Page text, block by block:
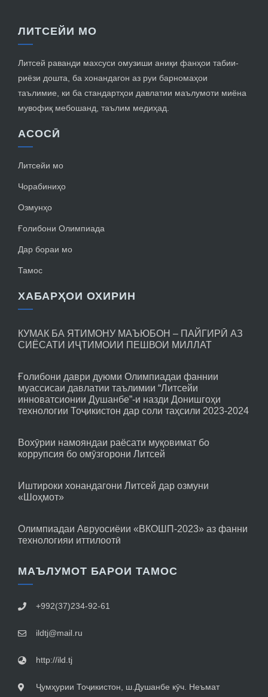
ЛИТСЕЙИ МО
Литсей раванди махсуси омузиши аниқи фанҳои табии-
риёзи дошта, ба хонандагон аз руи барномаҳои
таълимие, ки ба стандартҳои давлатии маълумоти миёна
мувофиқ мебошанд, таълим медиҳад.
АСОСӢ
Литсейи мо
Чорабиниҳо
Озмунҳо
Ғолибони Олимпиада
Дар бораи мо
Тамос
ХАБАРҲОИ ОХИРИН
КУМАК БА ЯТИМОНУ МАЪЮБОН – ПАЙГИРӢ АЗ
СИЁСАТИ ИҶТИМОИИ ПЕШВОИ МИЛЛАТ
Ғолибони даври дуюми Олимпиадаи фаннии
муассисаи давлатии таълимии “Литсейи
инноватсионии Душанбе”-и назди Донишгоҳи
технологии Тоҷикистон дар соли таҳсили 2023-2024
Вохӯрии намояндаи раёсати муқовимат бо
коррупсия бо омӯзгорони Литсей
Иштироки хонандагони Литсей дар озмуни
«Шоҳмот»
Олимпиадаи Авруосиёии «ВКОШП-2023» аз фанни
технологияи иттилоотӣ
МАЪЛУМОТ БАРОИ ТАМОС
+992(37)234-92-61
ildtj@mail.ru
http://ild.tj
Ҷумҳурии Тоҷикистон, ш.Душанбе кӯч. Неъмат